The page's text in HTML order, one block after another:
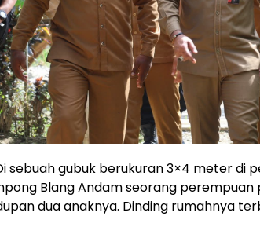
sebuah gubuk berukuran 3×4 meter di
Blang Andam seorang
dua anaknya. Dinding rumahnya